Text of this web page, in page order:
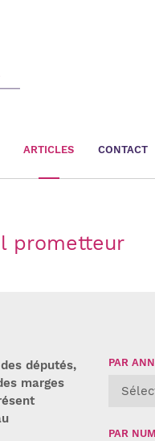
ARTICLES CONTACT
prometteur
députés,
marges
PAR
PAR